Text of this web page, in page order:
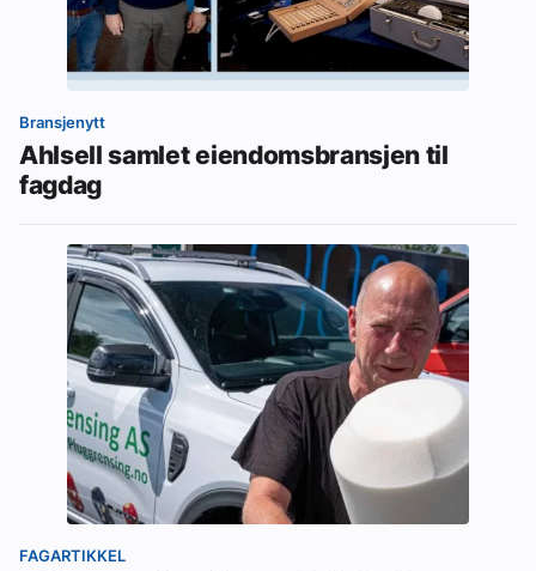
Bransjenytt
Ahlsell samlet eiendomsbransjen til
fagdag
FAGARTIKKEL